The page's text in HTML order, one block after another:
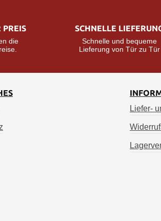
PREIS
die
SCHNELLE
Schnelle und bequeme
Lieferung von Tür zu Tür
Liefer-